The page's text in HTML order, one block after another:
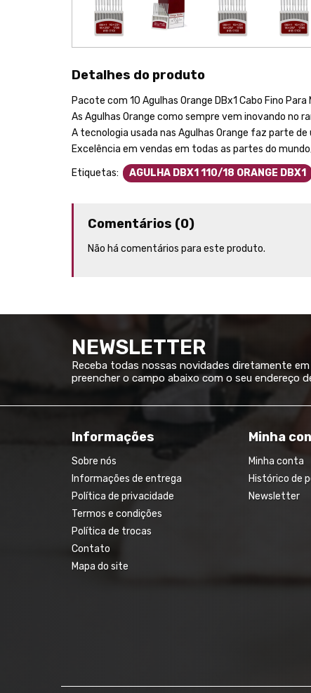
Detalhes do produto
Pacote com 10 Agulhas Orange DBx1 Cabo Fino
As Agulhas Orange como sempre vem inovando no
A tecnologia usada nas Agulhas Orange faz parte
Excelência em vendas em todas as partes do
Etiquetas:
AGULHA DBX1 110/18 ORANGE DBX1
Comentários (0)
Não há comentários para este produto.
NEWSLETTER
Receba todas nossas novidades diretamente
preencher o campo abaixo com o seu endereço
Informações
Sobre nós
Informações de entrega
Política de privacidade
Termos e condições
Política de trocas
Contato
Mapa do site
Minha
Minha conta
Histórico de
Newsletter